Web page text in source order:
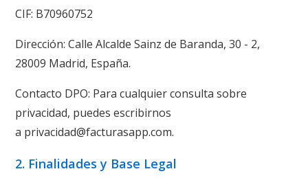
CIF: B70960752
Dirección: Calle Alcalde Sainz de Baranda, 30 - 2,
28009 Madrid, España.
Contacto DPO: Para cualquier consulta sobre
privacidad, puedes escribirnos
a privacidad@facturasapp.com.
2. Finalidades y Base Legal